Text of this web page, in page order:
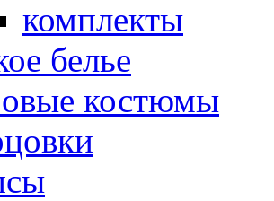
комплекты
белье
костюмы